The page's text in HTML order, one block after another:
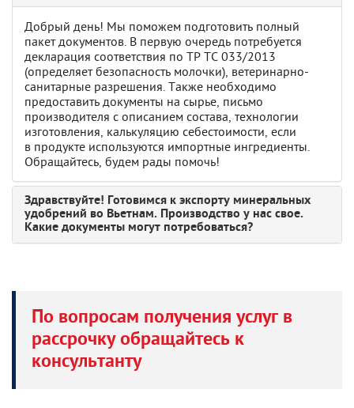
Добрый день! Мы поможем подготовить полный
пакет документов. В первую очередь потребуется
декларация соответствия по ТР ТС 033/2013
(определяет безопасность молочки), ветеринарно-
санитарные разрешения. Также необходимо
предоставить документы на сырье, письмо
производителя с описанием состава, технологии
изготовления, калькуляцию себестоимости, если
в продукте используются импортные ингредиенты.
Обращайтесь, будем рады помочь!
Здравствуйте! Готовимся к экспорту минеральных
удобрений во Вьетнам. Производство у нас свое.
Какие документы могут потребоваться?
По вопросам получения услуг в
рассрочку обращайтесь к
консультанту